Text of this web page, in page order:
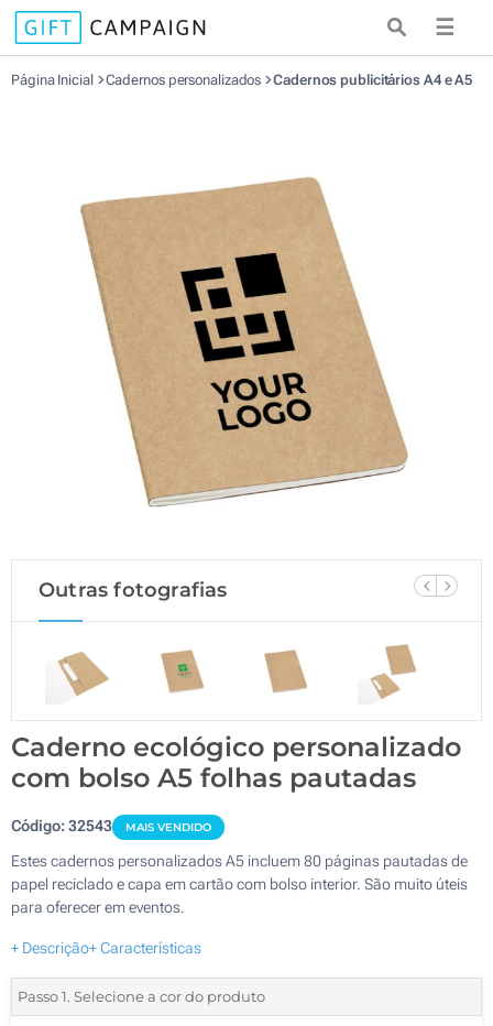
☰
Página Inicial Cadernos personalizados Cadernos publicitários A4 e A5
Outras fotografias
Caderno ecológico personalizado
com bolso A5 folhas pautadas
Código:32543 MAIS VENDIDO
Estes cadernos personalizados A5 incluem 80 páginas pautadas de
papel reciclado e capa em cartão com bolso interior. São muito úteis
para oferecer em eventos.
+ Descrição+ Características
Passo 1. Selecione a cor do produto